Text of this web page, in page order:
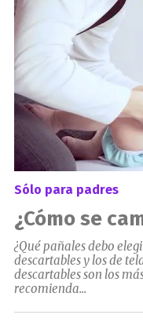
Sólo para padres
¿Cómo se
¿Qué pañales debo
descartables y los de
descartables son los
recomienda...